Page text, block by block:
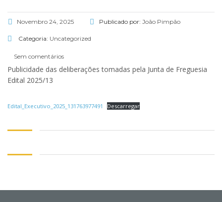
Novembro 24, 2025 Publicado por: João Pimpão
Categoria: Uncategorized
Sem comentários
Publicidade das deliberações tomadas pela Junta de Freguesia
Edital 2025/13
Edital_Executivo_2025_131763977491 Descarregar